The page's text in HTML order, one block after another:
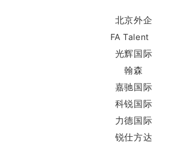
北京外企
FA Talent
光辉国际
翰森
嘉驰国际
科锐国际
力德国际
锐仕方达